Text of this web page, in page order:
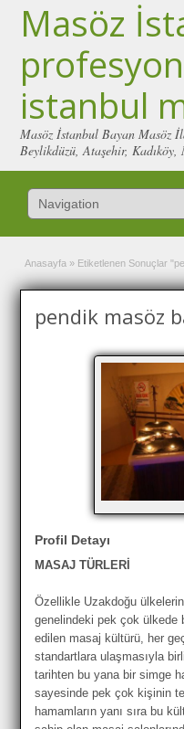
Masöz
istanbul
Masöz İstanbul Bayan Masöz
Beylikdüzü, Ataşehir,
Anasayfa » Etiketlenen Sonuçlar
pendik masöz
Profil Detayı
MASAJ TÜRLERİ
Özellikle Uzakdoğu
genelindeki pek çok ülkede
edilen masaj kültürü, her
standartlara ulaşmasıyla
tarihten bu yana bir simge
sayesinde pek çok kişinin
hamamların yanı sıra bu